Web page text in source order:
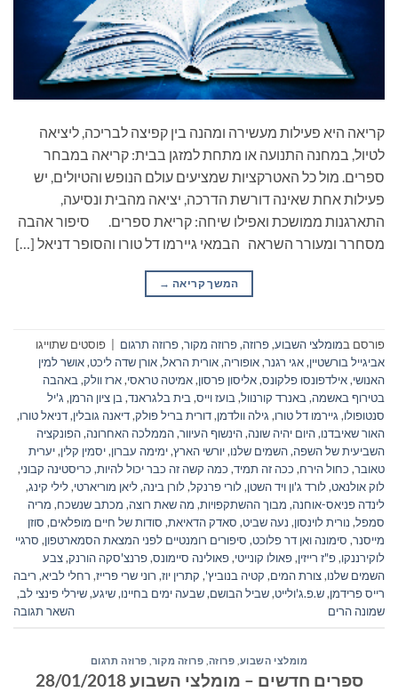
קריאה היא פעילות מעשירה ומהנה בין קפיצה לבריכה, ליציאה
לטיול, במחנה התנועה או מתחת למזגן בבית: קריאה במבחר
ספרים. מול כל האטרקציות שמציעים עולם הנופש והטיולים, יש
פעילות אחת שאינה דורשת הדרכה, יציאה מהבית ונסיעה,
התארגנות ממושכת ואפילו שיחה: קריאת ספרים. סיפור אהבה
מסחרר ומעורר השראה הבמאי גיירמו דל טורו והסופר דניאל […]
המשך קריאה →
פורסם במומלצי השבוע,פרוזה,פרוזה מקור,פרוזה תרגום
פוסטים שתוייגו
אביגייל בורשטיין,אגי רגנר,אופוריה,אורית הראל,אורן שדה ליכט,אושר למין
האנושי,אילדפונסו פלקונס,אליסון פרסון,אמיטה טראסי,ארז וולק, באהבה
בטירוף באשמה, באנרד קורנוול, בועז וייס, בית בלגראנד, בן ציון הרמן, ג'יל
סנטופולו, גיירמו דל טורו, גילה וולדמן,דורית בריל פולק,דיאנה גובלין,דניאל טורו,
האור שאיבדנו,היום יהיה שונה,הינשוף העיוור,הממלכה האחרונה,הפונקציה
השביעית של השפה,השמים שלנו,יורשי הארץ,ימימה עברון,יסמין קלין,יערית
טאובר, כחול הירח, ככה זה תמיד, כמה קשה זה כבר יכול להיות, כריסטינה קבוני,
לוק אולנאט,לורד ג'ון ויד השטן,לורי פרנקל,לורן בינה,ליאן מוריארטי,לילי קינג,
לינדה פניאס-אוחנה, מבוך ההשתקפויות, מה שאת רוצה, מכתב שנשכח, מריה
סמפל, נורית לוינסון, נעה שביט, סאדק הדאיאת, סודות של חיים מופלאים, סוזן
מייסנר, סימונה ואן דר פלוכט, סיפורים רומנטיים לפני המצאת הסמארטפון, סרגיי
לוקירננקו,פ"ז רייזין,פאולו קונייטי,פאולינה סיימונס,פרנצ'סקה הורנק,צבע
השמים שלנו,צורת המים, קטיה בנוביץ', קתרין יוז, רוני שרי פרייז, רחלי לביא, ריבה
רייס פרידמן,ש.פ.ג'ולייט,שביל הבושם,שבעה ימים בחיינו,שיגע,שירלי פינצי לב,
שמונה הרים
השאר תגובה
מומלצי השבוע פרוזה פרוזה מקור פרוזה תרגום
ספרים חדשים – מומלצי השבוע 28/01/2018